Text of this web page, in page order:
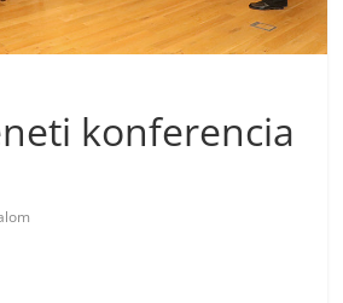
konferencia